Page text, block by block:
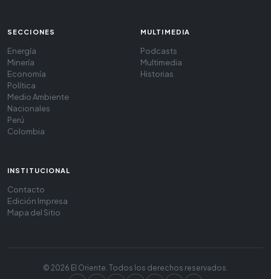
SECCIONES
Energía
Minería
Economía
Política
Medio Ambiente
Nacionales
Perú
Colombia
MULTIMEDIA
Podcasts
Multimedia
Historias
INSTITUCIONAL
Contacto
Edición Impresa
Mapa del Sitio
© 2026 El Oriente. Todos los derechos reservados.